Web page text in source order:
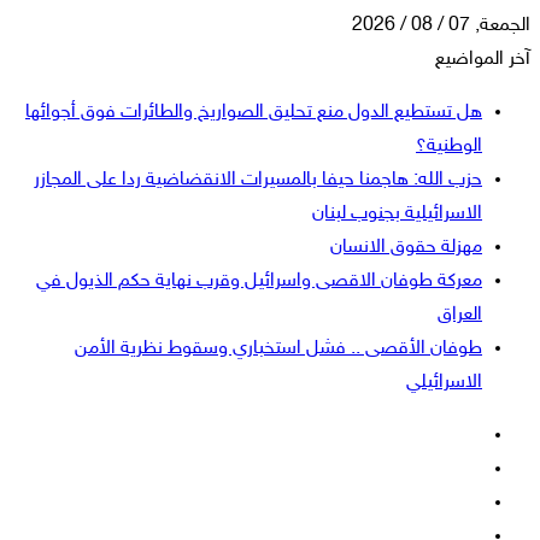
الجمعة, 07 / 08 / 2026
آخر المواضيع
هل تستطيع الدول منع تحليق الصواريخ والطائرات فوق أجوائها
الوطنية؟
حزب الله: هاجمنا حيفا بالمسيرات الانقضاضية ردا على المجازر
الاسرائيلية بجنوب لبنان
مهزلة حقوق الانسان
معركة طوفان الاقصى واسرائيل وقرب نهاية حكم الذيول في
العراق
طوفان الأقصى .. فشل استخباري وسقوط نظرية الأمن
الاسرائيلي